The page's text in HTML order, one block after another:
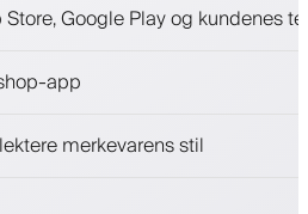
et lojalitetsprogram
Google Play og kundenes
app
merkevarens stil